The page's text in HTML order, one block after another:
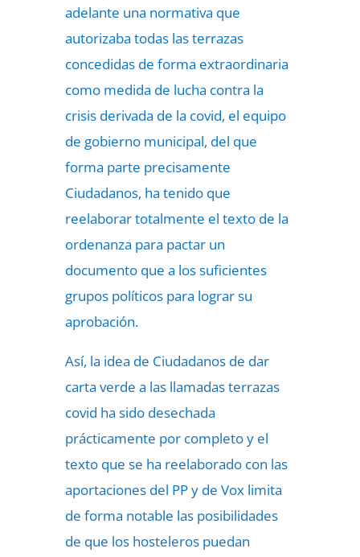
adelante una normativa que
autorizaba todas las terrazas
concedidas de forma extraordinaria
como medida de lucha contra la
crisis derivada de la covid, el equipo
de gobierno municipal, del que
forma parte precisamente
Ciudadanos, ha tenido que
reelaborar totalmente el texto de la
ordenanza para pactar un
documento que a los suficientes
grupos políticos para lograr su
aprobación.
Así, la idea de Ciudadanos de dar
carta verde a las llamadas terrazas
covid ha sido desechada
prácticamente por completo y el
texto que se ha reelaborado con las
aportaciones del PP y de Vox limita
de forma notable las posibilidades
de que los hosteleros puedan